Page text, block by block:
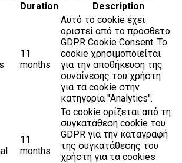
Duration Description
11
months
Αυτό το cookie έχει
οριστεί από το πρόσθετο
GDPR Cookie Consent. Το
cookie χρησιμοποιείται
για την αποθήκευση της
συναίνεσης του χρήστη
για τα cookie στην
κατηγορία "Analytics".
11
months
Το cookie ορίζεται από τη
συγκατάθεση cookie του
GDPR για την καταγραφή
της συγκατάθεσης του
χρήστη για τα cookies